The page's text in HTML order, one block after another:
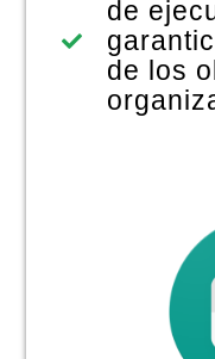
de
de los